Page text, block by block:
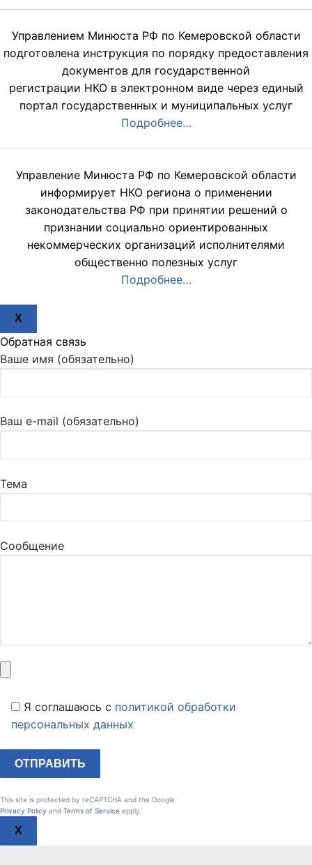
Управлением Минюста РФ по Кемеровской области
подготовлена инструкция по порядку предоставления
документов для государственной
регистрации НКО в электронном виде через единый
портал государственных и муниципальных услуг
Подробнее…
Управление Минюста РФ по Кемеровской области
информирует НКО региона о применении
законодательства РФ при принятии решений о
признании социально ориентированных
некоммерческих организаций исполнителями
общественно полезных услуг
Подробнее…
X
Обратная связь
Ваше имя (обязательно)
Ваш e-mail (обязательно)
Тема
Сообщение
Я соглашаюсь c политикой обработки
персональных данных
This site is protected by reCAPTCHA and the Google
Privacy Policy and Terms of Service apply.
X